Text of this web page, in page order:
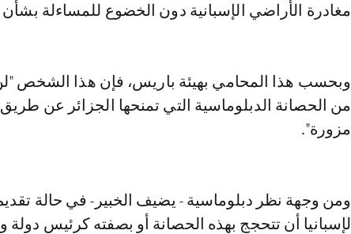
مغادرة الأراضي الإسبانية دون الخضوع للمساءلة بشأن
وبحسب هذا المحامي بهيئة باريس، فإن هذا الشخص
من الحصانة الدبلوماسية التي تمنحها الجزائر عن طريق
مزورة".
ومن وجهة نظر دبلوماسية - يضيف الخبير- في حالة
لإسبانيا أن تتحجج بهذه الحصانة أو بصفته كرئيس دولة